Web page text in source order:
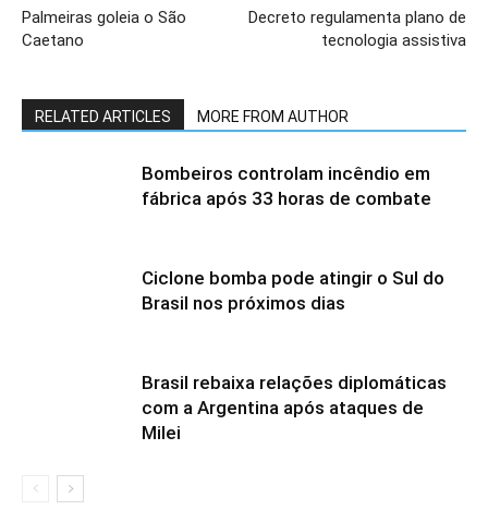
Palmeiras goleia o São
Caetano
Decreto regulamenta plano de
tecnologia assistiva
RELATED ARTICLES MORE FROM AUTHOR
Bombeiros controlam incêndio em
fábrica após 33 horas de combate
Ciclone bomba pode atingir o Sul do
Brasil nos próximos dias
Brasil rebaixa relações diplomáticas
com a Argentina após ataques de
Milei